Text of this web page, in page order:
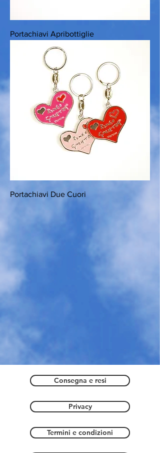
Portachiavi Apribottiglie
Portachiavi Due Cuori
Consegna e resi
Privacy
Termini e condizioni